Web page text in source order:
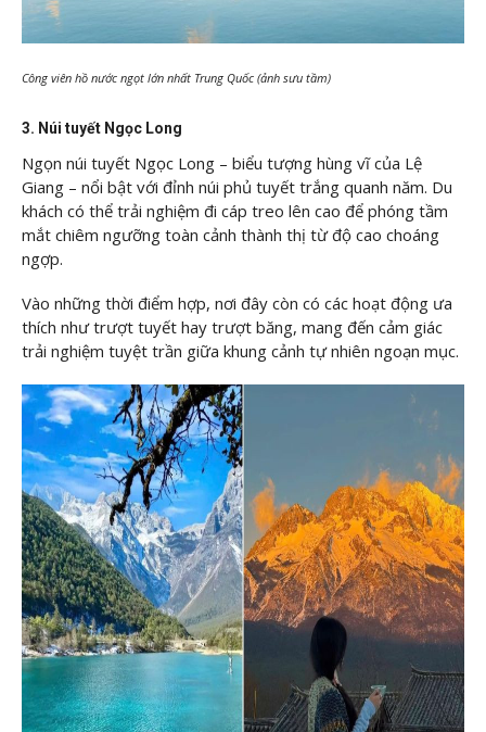
Công viên hồ nước ngọt lớn nhất Trung Quốc (ảnh sưu tầm)
3. Núi tuyết Ngọc Long
Ngọn núi tuyết Ngọc Long – biểu tượng hùng vĩ của Lệ
Giang – nổi bật với đỉnh núi phủ tuyết trắng quanh năm. Du
khách có thể trải nghiệm đi cáp treo lên cao để phóng tầm
mắt chiêm ngưỡng toàn cảnh thành thị từ độ cao choáng
ngợp.
Vào những thời điểm hợp, nơi đây còn có các hoạt động ưa
thích như trượt tuyết hay trượt băng, mang đến cảm giác
trải nghiệm tuyệt trần giữa khung cảnh tự nhiên ngoạn mục.